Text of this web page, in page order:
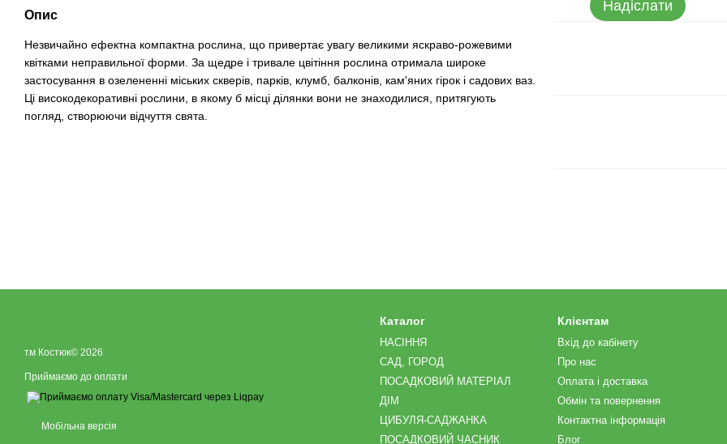
Опис
Незвичайно ефектна компактна рослина, що привертає увагу великими яскраво-рожевими
квітками неправильної форми. За щедре і тривале цвітіння рослина отримала широке
застосування в озелененні міських скверів, парків, клумб, балконів, кам'яних гірок і садових ваз.
Ці високодекоративні рослини, в якому б місці ділянки вони не знаходилися, притягують
погляд, створюючи відчуття свята.
Надіслати
тм Костюк© 2026
Приймаємо до оплати
Мобільна версія
Каталог
НАСІННЯ
САД, ГОРОД
ПОСАДКОВИЙ МАТЕРІАЛ
ДІМ
ЦИБУЛЯ-САДЖАНКА
ПОСАДКОВИЙ ЧАСНИК
Клієнтам
Вхід до кабінету
Про нас
Оплата і доставка
Обмін та повернення
Контактна інформація
Блог